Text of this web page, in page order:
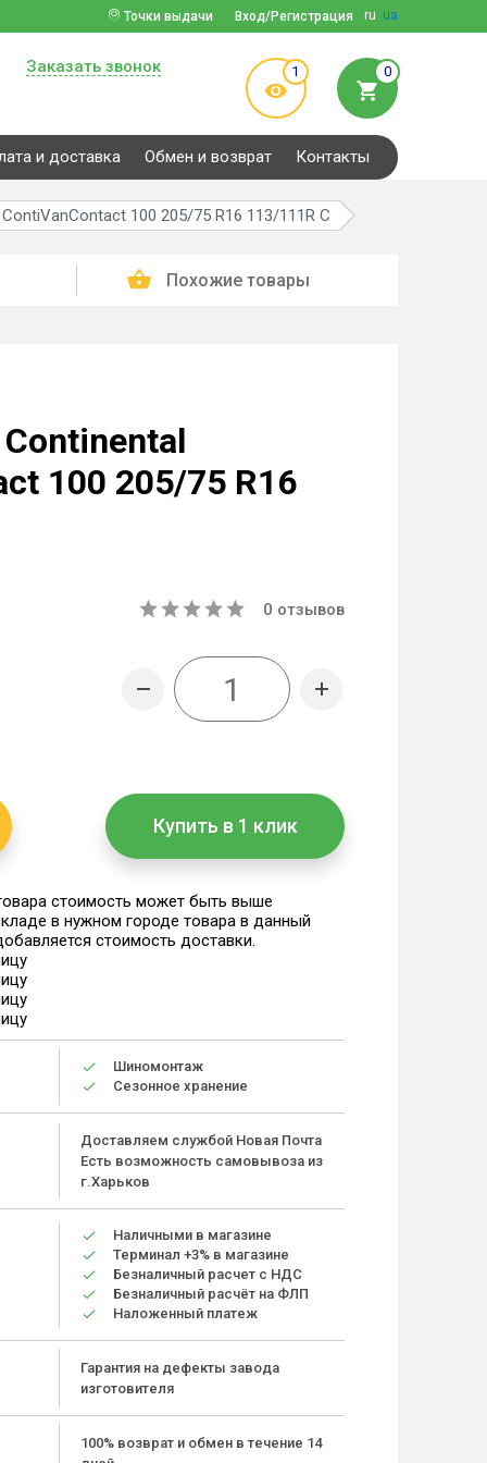
ru ua
Вход/Регистрация
Точки выдачи
Заказать звонок 1 0
и доставка Обмен и возврат Контакты
100 205/75 R16 113/111R C
Похожие товары
100 205/75 R16
0 отзывов
Купить в 1 клик
стоимость может быть выше
в нужном городе товара в данный
стоимость доставки.
Шиномонтаж
Сезонное хранение
Доставляем службой Новая Почта
Есть возможность самовывоза из
г.Харьков
Наличными в магазине
Терминал +3% в магазине
Безналичный расчет с НДС
Безналичный расчёт на ФЛП
Наложенный платеж
Гарантия на дефекты завода
изготовителя
100% возврат и обмен в течение 14